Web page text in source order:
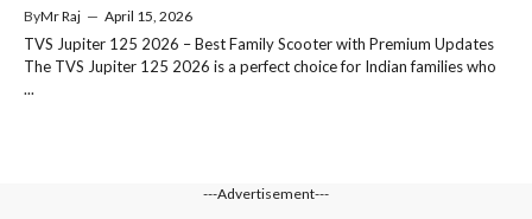
ByMr Raj — April 15, 2026
TVS Jupiter 125 2026 – Best Family Scooter with Premium Updates
The TVS Jupiter 125 2026 is a perfect choice for Indian families who
...
---Advertisement---